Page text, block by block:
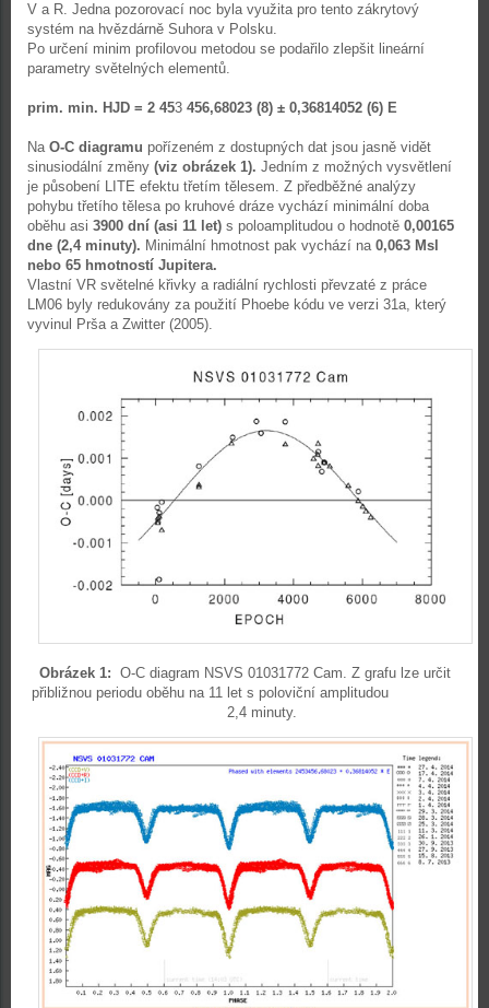
V a R. Jedna pozorovací noc byla využita pro tento zákrytový
systém na hvězdárně Suhora v Polsku.
Po určení minim profilovou metodou se podařilo zlepšit lineární
parametry světelných elementů.
prim. min. HJD = 2 453 456,68023 (8) ± 0,36814052 (6) E
Na O-C diagramu pořízeném z dostupných dat jsou jasně vidět
sinusiodální změny (viz obrázek 1). Jedním z možných vysvětlení
je působení LITE efektu třetím tělesem. Z předběžné analýzy
pohybu třetího tělesa po kruhové dráze vychází minimální doba
oběhu asi 3900 dní (asi 11 let) s poloamplitudou o hodnotě 0,00165
dne (2,4 minuty). Minimální hmotnost pak vychází na 0,063 Msl
nebo 65 hmotností Jupitera.
Vlastní VR světelné křivky a radiální rychlosti převzaté z práce
LM06 byly redukovány za použití Phoebe kódu ve verzi 31a, který
vyvinul Prša a Zwitter (2005).
Obrázek 1: O-C diagram NSVS 01031772 Cam. Z grafu lze určit
přibližnou periodu oběhu na 11 let s poloviční amplitudou
2,4 minuty.